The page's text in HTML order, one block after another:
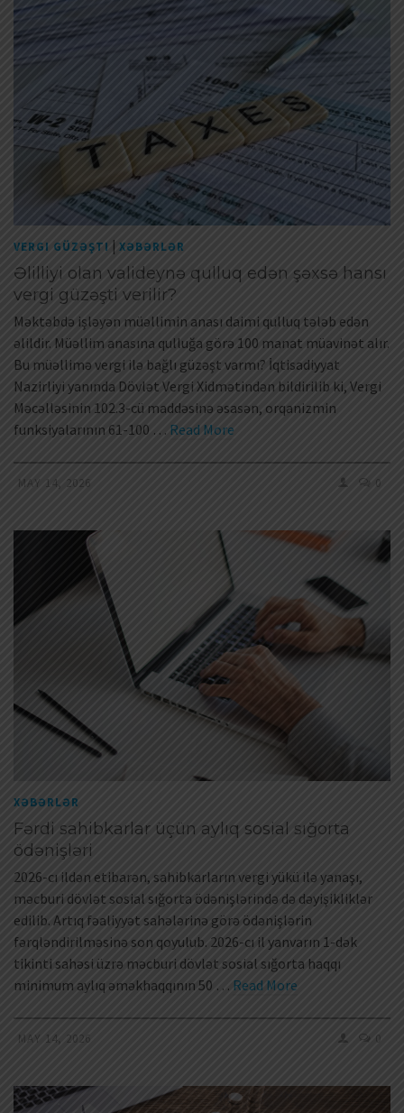
VERGI GÜZƏŞTI | XƏBƏRLƏR
Əlilliyi olan valideynə qulluq edən şəxsə hansı
vergi güzəşti verilir?
Məktəbdə işləyən müəllimin anası daimi qulluq tələb edən
əlildir. Müəllim anasına qulluğa görə 100 manat müavinət alır.
Bu müəllimə vergi ilə bağlı güzəşt varmı? İqtisadiyyat
Nazirliyi yanında Dövlət Vergi Xidmətindən bildirilib ki, Vergi
Məcəlləsinin 102.3-cü maddəsinə əsasən, orqanizmin
funksiyalarının 61-100 … Read More
MAY 14, 2026 0
XƏBƏRLƏR
Fərdi sahibkarlar üçün aylıq sosial sığorta
ödənişləri
2026-cı ildən etibarən, sahibkarların vergi yükü ilə yanaşı,
məcburi dövlət sosial sığorta ödənişlərində də dəyişikliklər
edilib. Artıq fəaliyyət sahələrinə görə ödənişlərin
fərqləndirilməsinə son qoyulub. 2026-cı il yanvarın 1-dək
tikinti sahəsi üzrə məcburi dövlət sosial sığorta haqqı
minimum aylıq əməkhaqqının 50 … Read More
MAY 14, 2026 0